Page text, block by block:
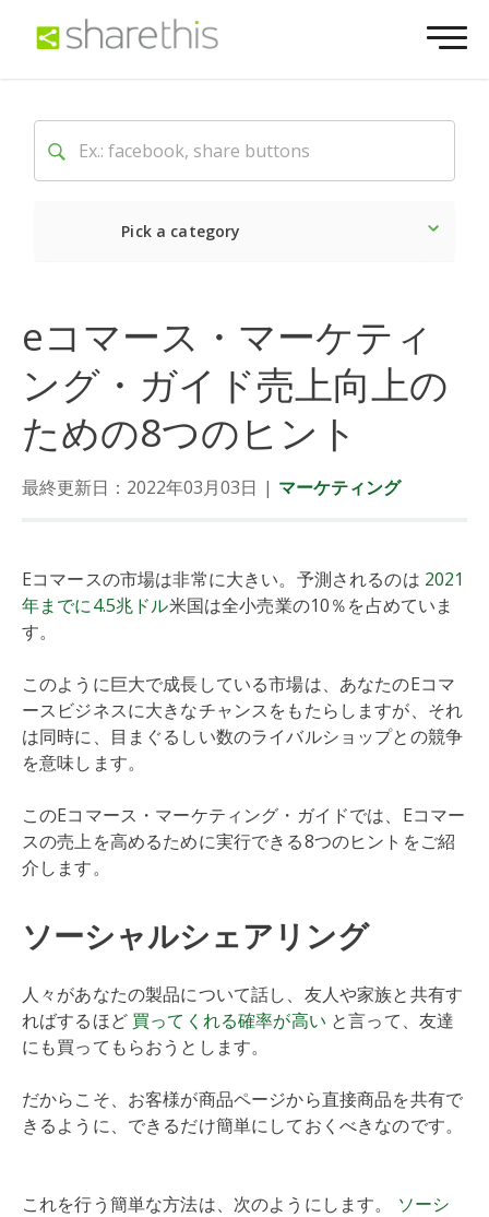
Pick a category
eコマース・マーケティ
ング・ガイド売上向上の
ための8つのヒント
最終更新日：2022年03月03日 | マーケティング
Eコマースの市場は非常に大きい。予測されるのは 2021
年までに4.5兆ドル米国は全小売業の10％を占めていま
す。
このように巨大で成長している市場は、あなたのEコマ
ースビジネスに大きなチャンスをもたらしますが、それ
は同時に、目まぐるしい数のライバルショップとの競争
を意味します。
このEコマース・マーケティング・ガイドでは、Eコマー
スの売上を高めるために実行できる8つのヒントをご紹
介します。
ソーシャルシェアリング
人々があなたの製品について話し、友人や家族と共有す
ればするほど 買ってくれる確率が高い と言って、友達
にも買ってもらおうとします。
だからこそ、お客様が商品ページから直接商品を共有で
きるように、できるだけ簡単にしておくべきなのです。
これを行う簡単な方法は、次のようにします。
ソーシ